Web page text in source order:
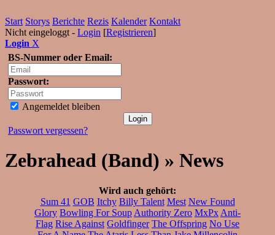
Start Storys Berichte Rezis Kalender Kontakt
Nicht eingeloggt - Login [Registrieren]
Login X
BS-Nummer oder Email:
Passwort:
Angemeldet bleiben
Passwort vergessen?
Zebrahead (Band) » News
Wird auch gehört:
Sum 41 GOB Itchy Billy Talent Mest New Found
Glory Bowling For Soup Authority Zero MxPx Anti-
Flag Rise Against Goldfinger The Offspring No Use